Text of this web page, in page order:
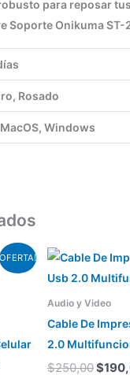
para reposar
Soporte Onikuma ST-
Rosado
MacOS, Windows
Audio y Video
Cable De
2.0
$250,00
El
precio
era:
$